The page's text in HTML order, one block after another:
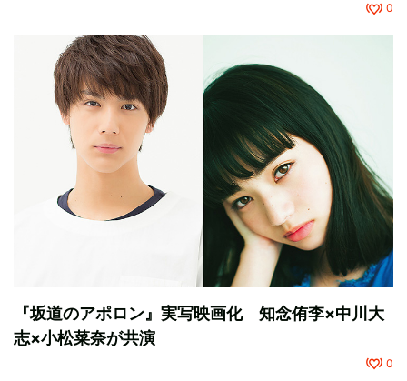
0
『坂道のアポロン』実写映画化 知念侑李×中川大
志×小松菜奈が共演
0